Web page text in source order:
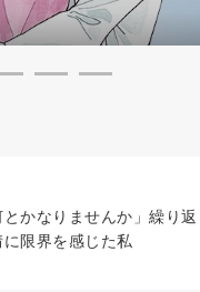
とかなりませんか」繰り返
に限界を感じた私